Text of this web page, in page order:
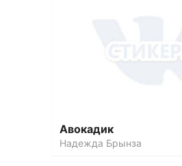
Авокадик
Надежда Брынза